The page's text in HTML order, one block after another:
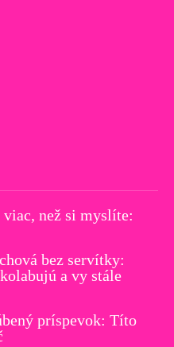
viac, než si myslíte:
bez servítky:
a vy stále
príspevok: Títo